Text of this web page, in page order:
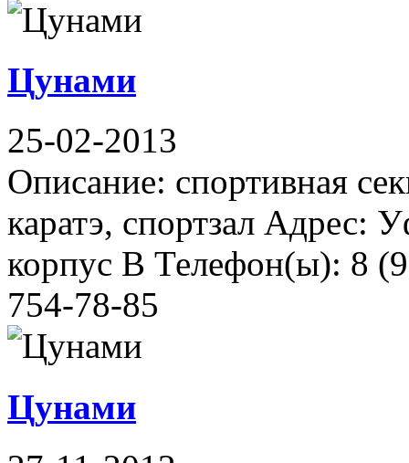
Цунами
25-02-2013
Описание: спортивная
каратэ, спортзал Адрес:
корпус В Телефон(ы): 8
754-78-85
Цунами